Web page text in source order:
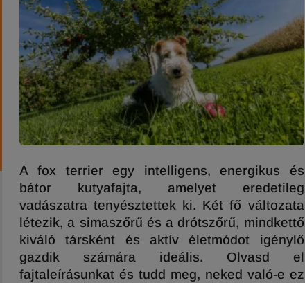
Afox terrier egy intelligens, energikus és
bátor kutyafajta, amelyet eredetileg
vadászatra tenyésztettek ki. Két fő változata
létezik, a simaszőrű és a drótszőrű, mindkettő
kiváló társként és aktív életmódot igénylő
gazdik számára ideális. Olvasd el
fajtaleírásunkat és tudd meg, neked való-e ez